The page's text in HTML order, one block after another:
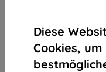
Diese
Cookies,